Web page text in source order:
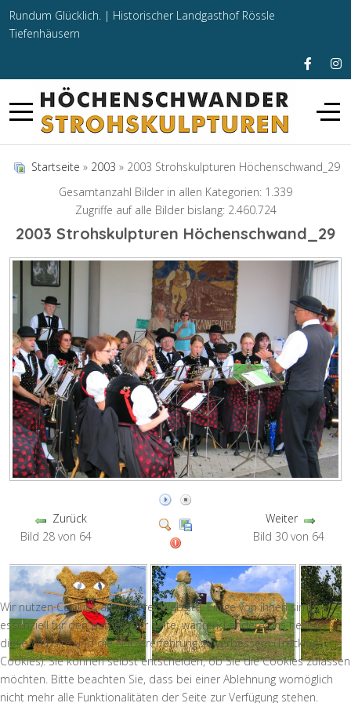
Rundum Glücklich. | Historischer Landgasthof Rössle
Tiefenhäusern
Startseite » 2003 » 2003 Strohskulpturen Höchenschwand_29
Gesamtanzahl Bilder in allen Kategorien: 1.339
Zugriffe auf alle Bilder bislang: 2.460.724
2003 Strohskulpturen Höchenschwand_29
Zurück
Bild 28 von 64
Weiter
Bild 30 von 64
Wir nutzen Cookies auf unserer Website. Einige von ihnen sind
essenziell für den Betrieb der Seite, während andere uns helfen,
diese Website und die Nutzererfahrung zu verbessern (Tracking
Cookies). Sie können selbst entscheiden, ob Sie die Cookies zulassen
möchten. Bitte beachten Sie, dass bei einer Ablehnung womöglich
nicht mehr alle Funktionalitäten der Seite zur Verfügung stehen.